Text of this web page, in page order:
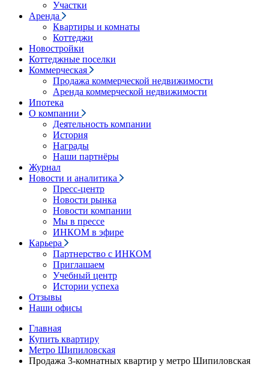
Участки
Аренда
Квартиры и комнаты
Коттеджи
Новостройки
Коттеджные поселки
Коммерческая
Продажа коммерческой недвижимости
Аренда коммерческой недвижимости
Ипотека
О компании
Деятельность компании
История
Награды
Наши партнёры
Журнал
Новости и аналитика
Пресс-центр
Новости рынка
Новости компании
Мы в прессе
ИНКОМ в эфире
Карьера
Партнерство с ИНКОМ
Приглашаем
Учебный центр
Истории успеха
Отзывы
Наши офисы
Главная
Купить квартиру
Метро Шипиловская
Продажа 3-комнатных квартир у метро Шипиловская